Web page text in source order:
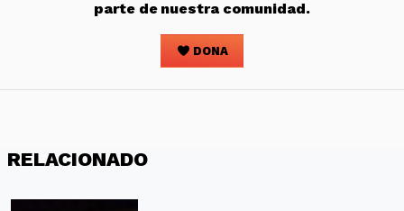
parte de nuestra comunidad.
DONA
RELACIONADO